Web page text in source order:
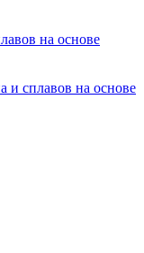
на основе
и сплавов на основе